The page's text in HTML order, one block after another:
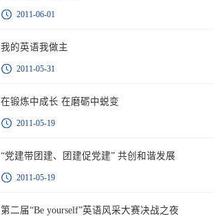
2011-06-01
我的英语我做主
2011-05-31
在锻炼中成长 在磨砺中蜕变
2011-05-19
“党建带团建、团建促党建” 共创和谐发展
2011-05-19
第二届“Be yourself”英语风采大赛决战之夜